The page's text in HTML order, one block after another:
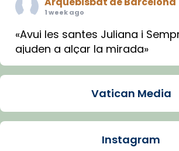
1 week ago
«Avui les santes Juliana i
ajuden a alçar la mirada»
Mons. Sergi Gordo, bisbe de
Santes de Mataró.
🔗tinyurl.com/cvu5jmbk
Vatican Media
Instagram